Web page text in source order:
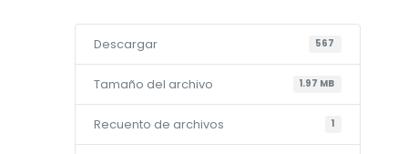
Descargar 567
Tamaño del archivo 1.97 MB
Recuento de archivos 1